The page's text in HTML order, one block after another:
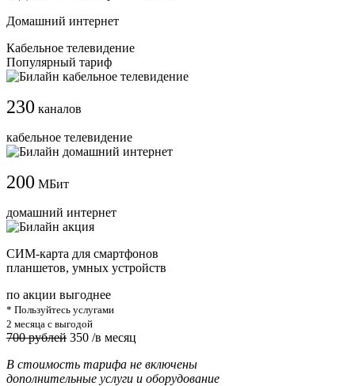
Домашний интернет
Кабельное телевидение
Популярный тариф
230 каналов
кабельное телевидение
200 МБит
домашний интернет
СИМ-карта для смартфонов
планшетов, умных устройств
по акции выгоднее
* Пользуйтесь услугами
2 месяца с выгодой
700 рублей 350 /в месяц
В стоимость тарифа не включены
дополнительные услуги и оборудование